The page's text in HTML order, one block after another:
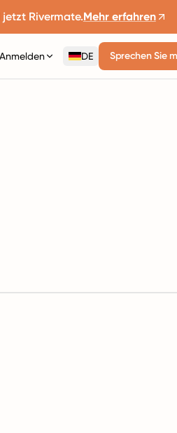
jetzt Rivermate.Mehr erfahren
Anmelden DE Sprechen Sie